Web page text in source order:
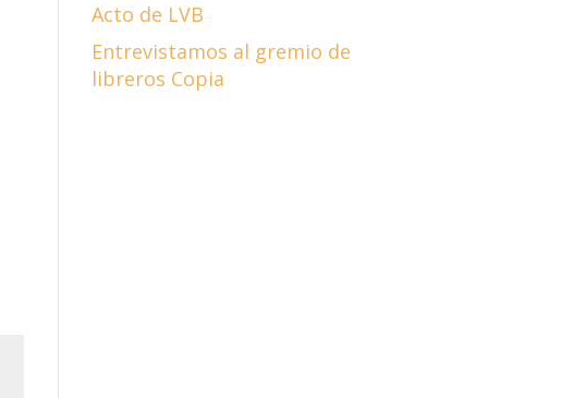
Acto de LVB
Entrevistamos al gremio de
libreros Copia